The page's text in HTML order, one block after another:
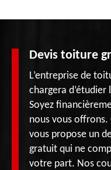
Devis toiture
L’entreprise de
chargera
Soyez
nous vous offrons.
vous propose un
gratuit qui ne
votre part. Nos